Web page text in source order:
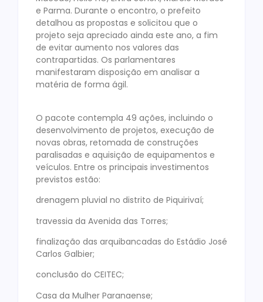
e Parma. Durante o encontro, o prefeito
detalhou as propostas e solicitou que o
projeto seja apreciado ainda este ano, a fim
de evitar aumento nos valores das
contrapartidas. Os parlamentares
manifestaram disposição em analisar a
matéria de forma ágil.
O pacote contempla 49 ações, incluindo o
desenvolvimento de projetos, execução de
novas obras, retomada de construções
paralisadas e aquisição de equipamentos e
veículos. Entre os principais investimentos
previstos estão:
drenagem pluvial no distrito de Piquirivaí;
travessia da Avenida das Torres;
finalização das arquibancadas do Estádio José
Carlos Galbier;
conclusão do CEITEC;
Casa da Mulher Paranaense;